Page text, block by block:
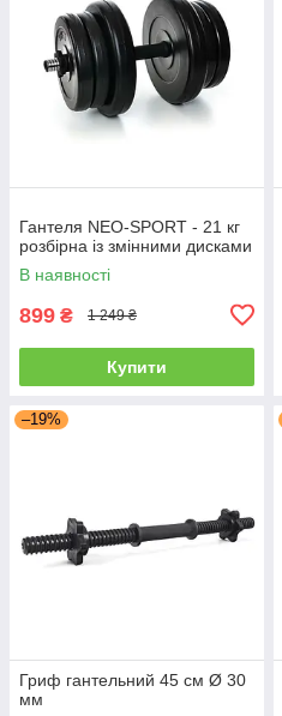
Гантеля NEO-SPORT - 21 кг
розбірна із змінними дисками
В наявності
899 ₴ 1 249 ₴
Купити
–19%
Гриф гантельний 45 см Ø 30
мм